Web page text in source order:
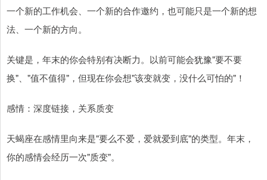
一个新的工作机会、一个新的合作邀约，也可能只是一个新的想
法、一个新的方向。
关键是，年末的你会特别有决断力。以前可能会犹豫"要不要
换"、"值不值得"，但现在你会想"该变就变，没什么可怕的"！
感情：深度链接，关系质变
天蝎座在感情里向来是"要么不爱，爱就爱到底"的类型。年末，
你的感情会经历一次"质变"。